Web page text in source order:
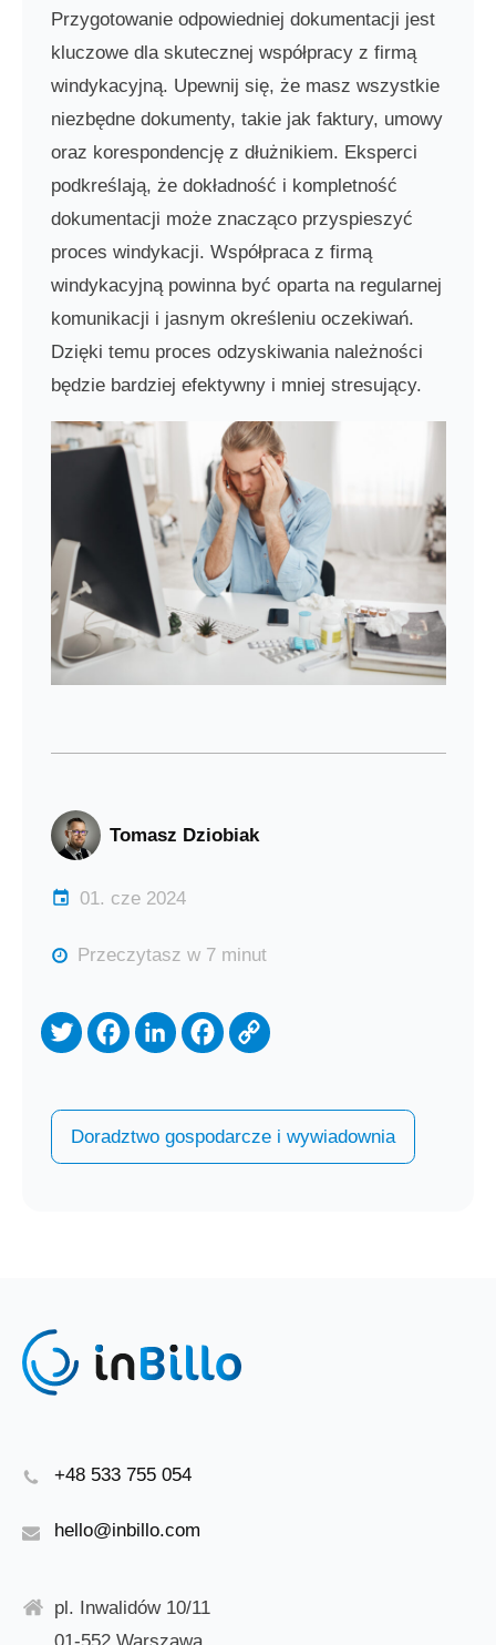
Przygotowanie odpowiedniej dokumentacji jest
kluczowe dla skutecznej współpracy z firmą
windykacyjną. Upewnij się, że masz wszystkie
niezbędne dokumenty, takie jak faktury, umowy
oraz korespondencję z dłużnikiem. Eksperci
podkreślają, że dokładność i kompletność
dokumentacji może znacząco przyspieszyć
proces windykacji. Współpraca z firmą
windykacyjną powinna być oparta na regularnej
komunikacji i jasnym określeniu oczekiwań.
Dzięki temu proces odzyskiwania należności
będzie bardziej efektywny i mniej stresujący.
Tomasz Dziobiak
01. cze 2024
Przeczytasz w 7 minut
Doradztwo gospodarcze i wywiadownia
+48 533 755 054
hello@inbillo.com
pl. Inwalidów 10/11